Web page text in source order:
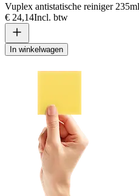
Vuplex antistatische reiniger 235ml
€ 24,14Incl. btw
In winkelwagen